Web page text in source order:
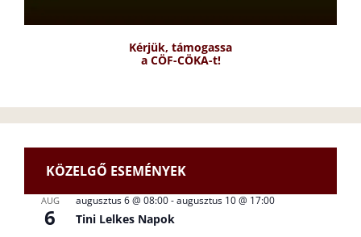
Kérjük, támogassa
a CÖF-CÖKA-t!
KÖZELGŐ ESEMÉNYEK
AUG
6
augusztus 6 @ 08:00-augusztus 10 @ 17:00
Tini Lelkes Napok